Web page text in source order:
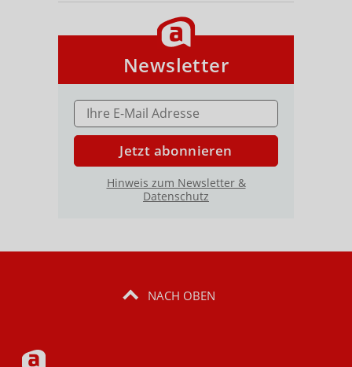
Newsletter
E-MAIL ADRESSE
Jetzt abonnieren
Hinweis zum Newsletter &
Datenschutz
NACH OBEN